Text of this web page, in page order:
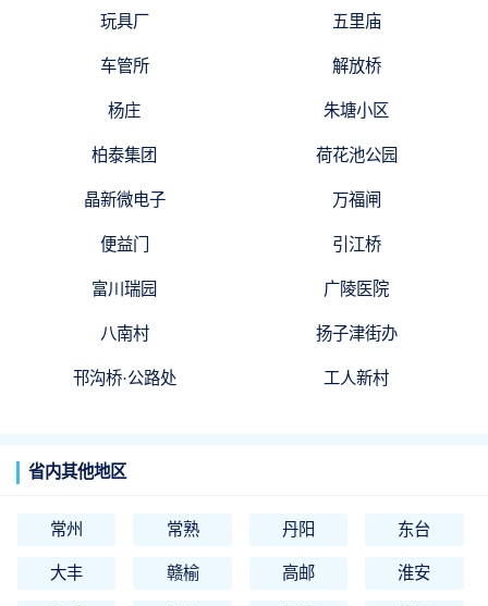
玩具厂 五里庙
车管所 解放桥
杨庄 朱塘小区
柏泰集团 荷花池公园
晶新微电子 万福闸
便益门 引江桥
富川瑞园 广陵医院
八南村 扬子津街办
邗沟桥·公路处 工人新村
省内其他地区
常州 常熟 丹阳 东台
大丰 赣榆 高邮 淮安